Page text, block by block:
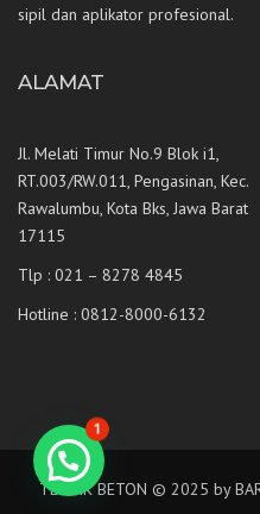
sipil dan aplikator profesional.
ALAMAT
Jl. Melati Timur No.9 Blok i1,
RT.003/RW.011, Pengasinan, Kec.
Rawalumbu, Kota Bks, Jawa Barat
17115
Tlp : 021 – 8278 4845
Hotline : 0812-8000-6132
TEKNIK BETON © 2025 by
1